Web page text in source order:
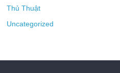
Thủ Thuật
Uncategorized